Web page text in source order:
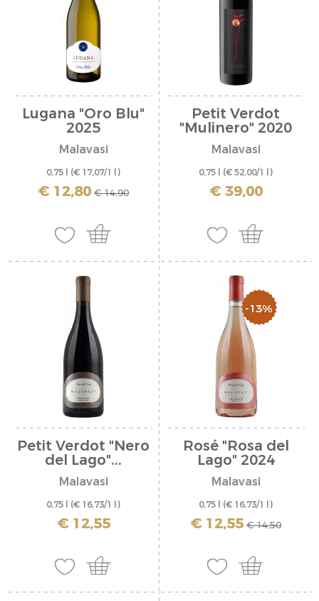
Lugana "Oro Blu"
2025
Malavasi
0,75 l (€ 17,07/1 l)
inkl. MwSt. zzgl. Versandkosten
€ 12,80 € 14,90
Petit Verdot
"Mulinero" 2020
Malavasi
0,75 l (€ 52,00/1 l)
inkl. MwSt. zzgl. Versandkosten
€ 39,00
Petit Verdot "Nero
del Lago"...
Malavasi
0,75 l (€ 16,73/1 l)
inkl. MwSt. zzgl. Versandkosten
€ 12,55
-13%
Rosé "Rosa del
Lago" 2024
Malavasi
0,75 l (€ 16,73/1 l)
inkl. MwSt. zzgl. Versandkosten
€ 12,55 € 14,50